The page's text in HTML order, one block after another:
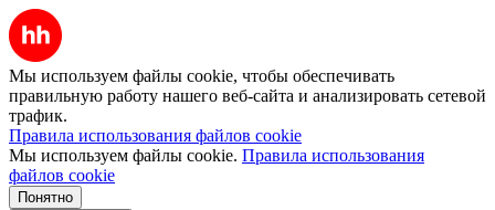
Мы используем файлы cookie, чтобы обеспечивать
правильную работу нашего веб-сайта и анализировать сетевой
трафик.
Правила использования файлов cookie
Мы используем файлы cookie. Правила использования
файлов cookie
Понятно